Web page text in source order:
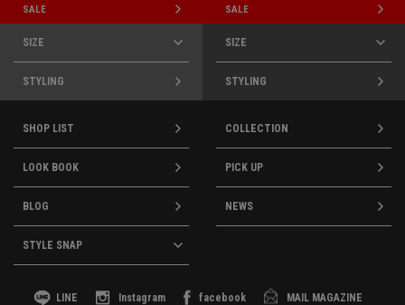
SALE
SIZE
STYLING
SALE
SIZE
STYLING
SHOP LIST COLLECTION
LOOK BOOK PICK UP
BLOG NEWS
STYLE SNAP
LINE Instagram facebook MAIL MAGAZINE